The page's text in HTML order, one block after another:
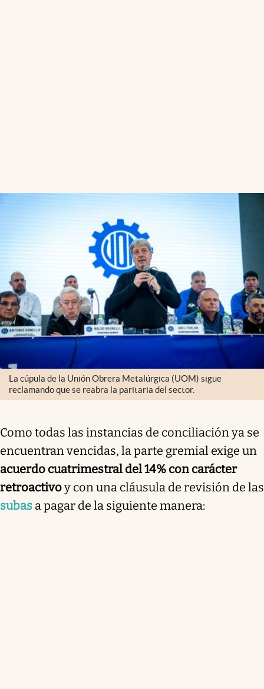
La cúpula de la Unión Obrera Metalúrgica (UOM) sigue
reclamando que se reabra la paritaria del sector.
Como todas las instancias de conciliación ya se
encuentran vencidas, la parte gremial exige un
acuerdo cuatrimestral del 14% con carácter
retroactivoy con una cláusula de revisión de las
subas a pagar de la siguiente manera: